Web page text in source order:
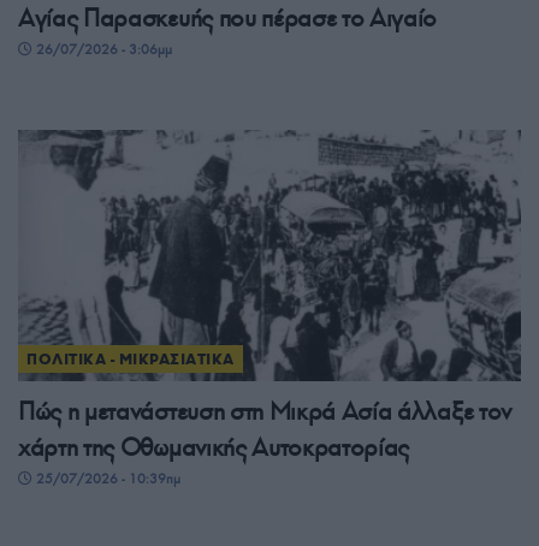
Αγίας Παρασκευής που πέρασε το Αιγαίο
26/07/2026 - 3:06μμ
ΠΟΛΙΤΙΚΑ - ΜΙΚΡΑΣΙΑΤΙΚΑ
Πώς η μετανάστευση στη Μικρά Ασία άλλαξε τον
χάρτη της Οθωμανικής Αυτοκρατορίας
25/07/2026 - 10:39πμ